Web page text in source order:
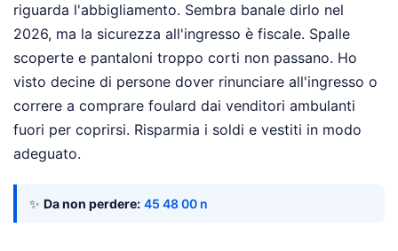
riguarda l'abbigliamento. Sembra banale dirlo nel
2026, ma la sicurezza all'ingresso è fiscale. Spalle
scoperte e pantaloni troppo corti non passano. Ho
visto decine di persone dover rinunciare all'ingresso o
correre a comprare foulard dai venditori ambulanti
fuori per coprirsi. Risparmia i soldi e vestiti in modo
adeguato.
✨ Da non perdere: 45 48 00 n